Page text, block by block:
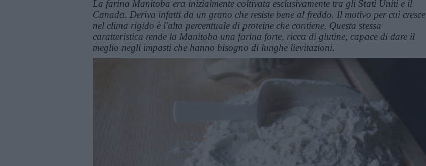
La farina Manitoba era inizialmente coltivata esclusivamente tra gli Stati Uniti e il
Canada. Deriva infatti da un grano che resiste bene al freddo. Il motivo per cui cresce
nel clima rigido è l'alta percentuale di proteine che contiene. Questa stessa
caratteristica rende la Manitoba una farina forte, ricca di glutine, capace di dare il
meglio negli impasti che hanno bisogno di lunghe lievitazioni.